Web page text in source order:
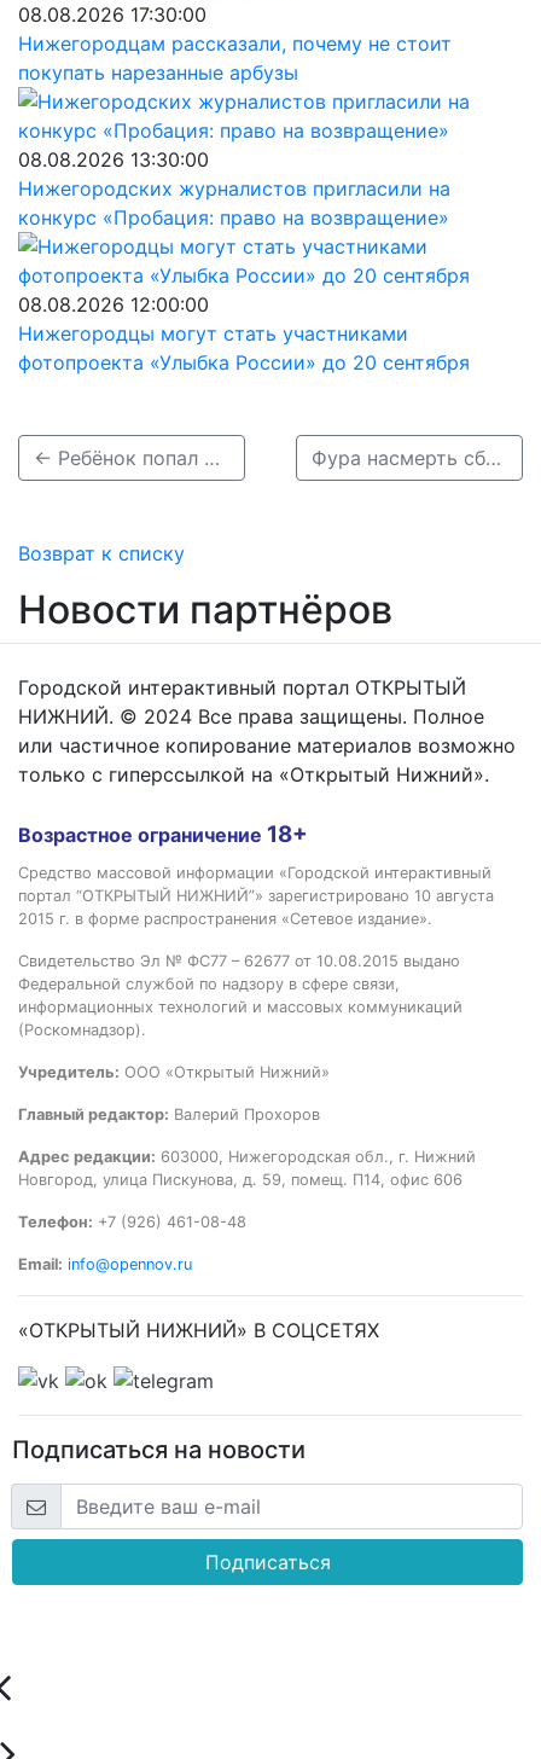
08.08.2026 17:30:00
Нижегородцам рассказали, почему не стоит
покупать нарезанные арбузы
08.08.2026 13:30:00
Нижегородских журналистов пригласили на
конкурс «Пробация: право на возвращение»
08.08.2026 12:00:00
Нижегородцы могут стать участниками
фотопроекта «Улыбка России» до 20 сентября
← Ребёнок попал в больницу после ДТП с «Ладой» на Алексеевской в Нижнем Новгороде Фура насмерть сбила нижегородца, менявшего колесо на трассе в Чувашии →
Возврат к списку
Новости партнёров
Городской интерактивный портал ОТКРЫТЫЙ
НИЖНИЙ. © 2024 Все права защищены. Полное
или частичное копирование материалов возможно
только с гиперссылкой на «Открытый Нижний».
Возрастное ограничение 18+
Средство массовой информации «Городской интерактивный
портал “ОТКРЫТЫЙ НИЖНИЙ”» зарегистрировано 10 августа
2015 г. в форме распространения «Сетевое издание».
Свидетельство Эл № ФС77 – 62677 от 10.08.2015 выдано
Федеральной службой по надзору в сфере связи,
информационных технологий и массовых коммуникаций
(Роскомнадзор).
Учредитель: ООО «Открытый Нижний»
Главный редактор: Валерий Прохоров
Адрес редакции: 603000, Нижегородская обл., г. Нижний
Новгород, улица Пискунова, д. 59, помещ. П14, офис 606
Телефон: +7 (926) 461-08-48
Email: info@opennov.ru
«ОТКРЫТЫЙ НИЖНИЙ» В СОЦСЕТЯХ
Подписаться на новости
Подписаться